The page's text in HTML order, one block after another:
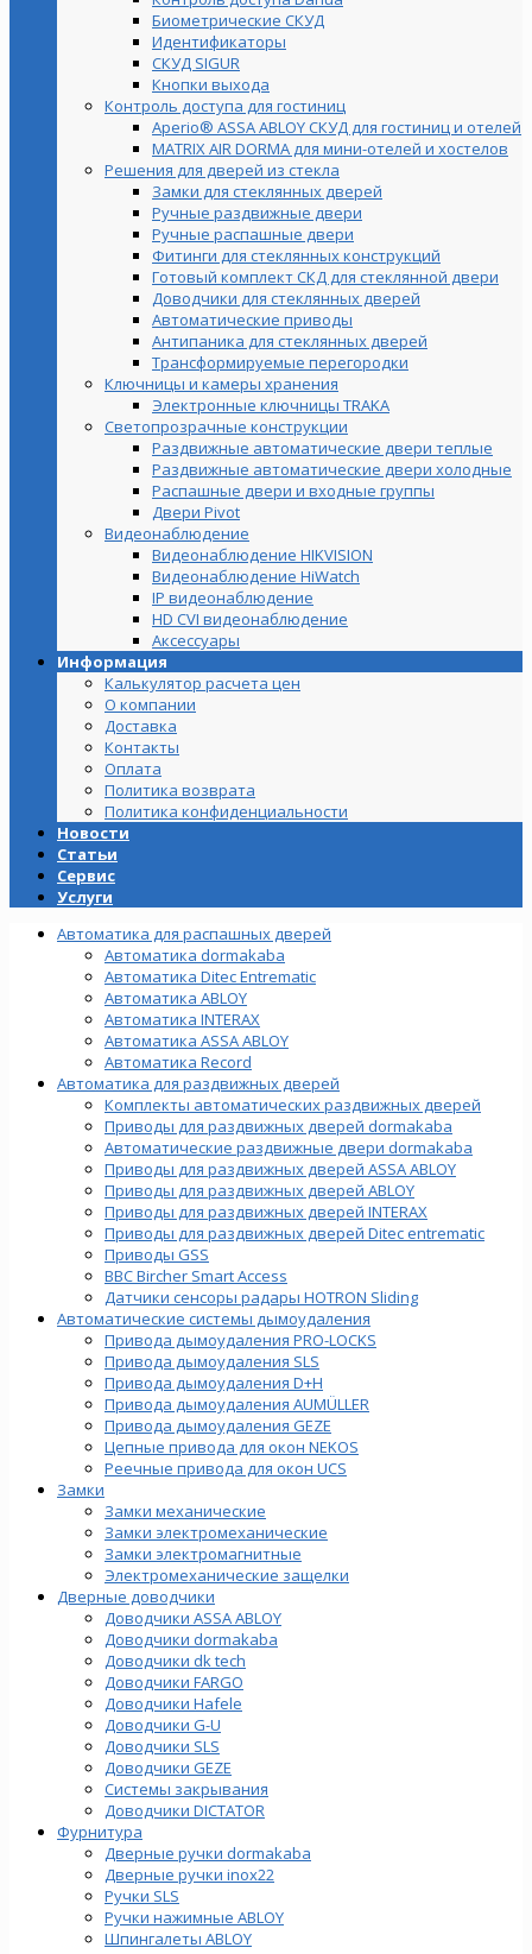
Биометрические СКУД
Идентификаторы
СКУД SIGUR
Кнопки выхода
Контроль доступа для гостиниц
Aperio® ASSA ABLOY СКУД для гостиниц и отелей
MATRIX AIR DORMA для мини-отелей и хостелов
Решения для дверей из стекла
Замки для стеклянных дверей
Ручные раздвижные двери
Ручные распашные двери
Фитинги для стеклянных конструкций
Готовый комплект СКД для стеклянной двери
Доводчики для стеклянных дверей
Автоматические приводы
Антипаника для стеклянных дверей
Трансформируемые перегородки
Ключницы и камеры хранения
Электронные ключницы TRAKA
Светопрозрачные конструкции
Раздвижные автоматические двери теплые
Раздвижные автоматические двери холодные
Распашные двери и входные группы
Двери Pivot
Видеонаблюдение
Видеонаблюдение HIKVISION
Видеонаблюдение HiWatch
IP видеонаблюдение
HD CVI видеонаблюдение
Аксессуары
Информация
Калькулятор расчета цен
О компании
Доставка
Контакты
Оплата
Политика возврата
Политика конфиденциальности
Новости
Статьи
Сервис
Услуги
Автоматика для распашных дверей
Автоматика dormakaba
Автоматика Ditec Entrematic
Автоматика ABLOY
Автоматика INTERAX
Автоматика ASSA ABLOY
Автоматика Record
Автоматика для раздвижных дверей
Комплекты автоматических раздвижных дверей
Приводы для раздвижных дверей dormakaba
Автоматические раздвижные двери dormakaba
Приводы для раздвижных дверей ASSA ABLOY
Приводы для раздвижных дверей ABLOY
Приводы для раздвижных дверей INTERAX
Приводы для раздвижных дверей Ditec entrematic
Приводы GSS
BBC Bircher Smart Access
Датчики сенсоры радары HOTRON Sliding
Автоматические системы дымоудаления
Привода дымоудаления PRO-LOCKS
Привода дымоудаления SLS
Привода дымоудаления D+H
Привода дымоудаления AUMÜLLER
Привода дымоудаления GEZE
Цепные привода для окон NEKOS
Реечные привода для окон UСS
Замки
Замки механические
Замки электромеханические
Замки электромагнитные
Электромеханические защелки
Дверные доводчики
Доводчики ASSA ABLOY
Доводчики dormakaba
Доводчики dk tech
Доводчики FARGO
Доводчики Hafele
Доводчики G-U
Доводчики SLS
Доводчики GEZE
Cистемы закрывания
Доводчики DICTATOR
Фурнитура
Дверные ручки dormakaba
Дверные ручки inox22
Ручки SLS
Ручки нажимные ABLOY
Шпингалеты ABLOY